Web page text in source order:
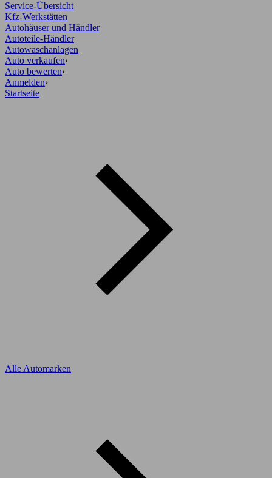
Service-Übersicht
Kfz-Werkstätten
Autohäuser und Händler
Autoteile-Händler
Autowaschanlagen
Auto verkaufen›
Auto bewerten›
Anmelden›
Startseite
Alle Automarken